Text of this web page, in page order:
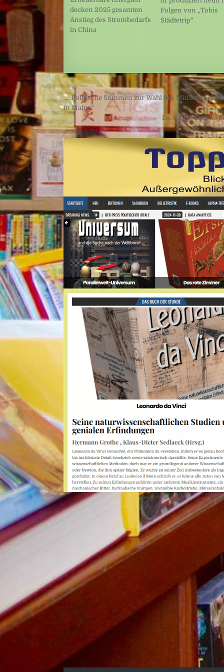
decken 2025 gesamten
Anstieg des Strombedarfs
in China
Folgen von „Tobis
Städtetrip“
Beitragsnavigation
← Politische Stimmen zur Wahl des
in Mainz“
Dr. Katrin Vernau